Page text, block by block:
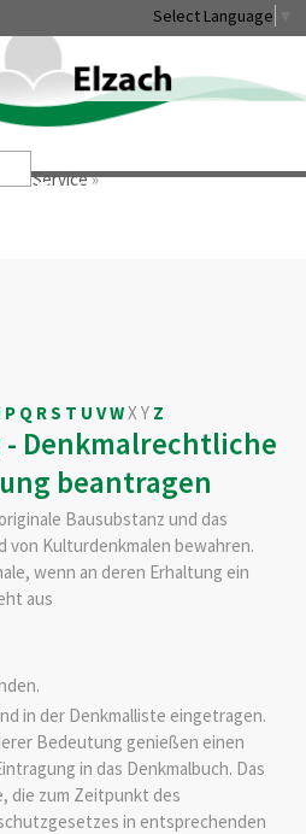
Select Language
»Service»
& Service
P Q RS T U VWXY Z
Denkmalrechtliche
beantragen
Bausubstanz und das
von Kulturdenkmalen bewahren.
wenn an deren Erhaltung ein
aus
in der Denkmalliste eingetragen.
Bedeutung genießen einen
in das Denkmalbuch. Das
die zum Zeitpunkt des
in entsprechenden